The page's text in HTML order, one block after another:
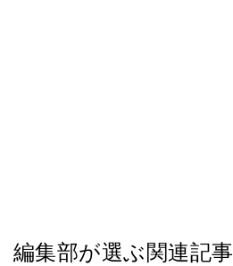
編集部が選ぶ関連記事